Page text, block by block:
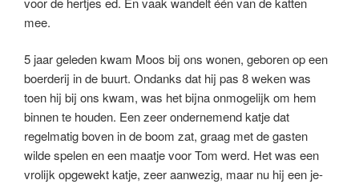
mee.
5 jaar geleden kwam Moos bij ons wonen, geboren op een
boerderij in de buurt. Ondanks dat hij pas 8 weken was
toen hij bij ons kwam, was het bijna onmogelijk om hem
binnen te houden. Een zeer ondernemend katje dat
regelmatig boven in de boom zat, graag met de gasten
wilde spelen en een maatje voor Tom werd. Het was een
vrolijk opgewekt katje, zeer aanwezig, maar nu hij een je-